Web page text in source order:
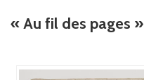
« Au fil des pages »